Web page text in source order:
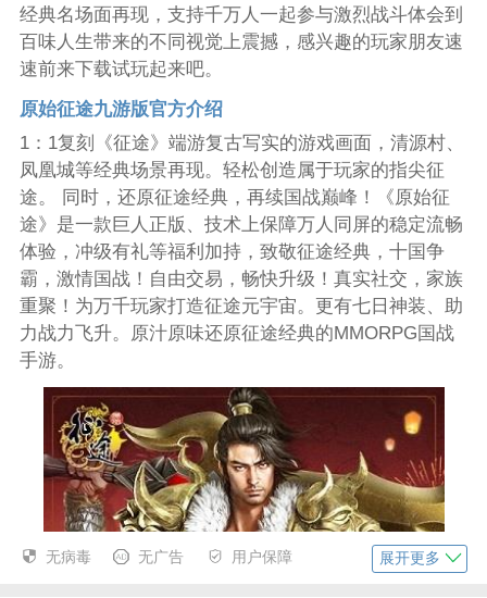
经典名场面再现，支持千万人一起参与激烈战斗体会到
百味人生带来的不同视觉上震撼，感兴趣的玩家朋友速
速前来下载试玩起来吧。
原始征途九游版官方介绍
1：1复刻《征途》端游复古写实的游戏画面，清源村、
凤凰城等经典场景再现。轻松创造属于玩家的指尖征
途。 同时，还原征途经典，再续国战巅峰！《原始征
途》是一款巨人正版、技术上保障万人同屏的稳定流畅
体验，冲级有礼等福利加持，致敬征途经典，十国争
霸，激情国战！自由交易，畅快升级！真实社交，家族
重聚！为万千玩家打造征途元宇宙。更有七日神装、助
力战力飞升。原汁原味还原征途经典的MMORPG国战
手游。
无病毒 无广告 用户保障 展开更多